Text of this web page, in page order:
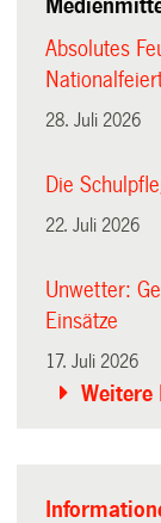
Absolutes
28. Juli 2026
Die
22. Juli 2026
Unwetter:
Einsätze
17. Juli 2026
Weitere